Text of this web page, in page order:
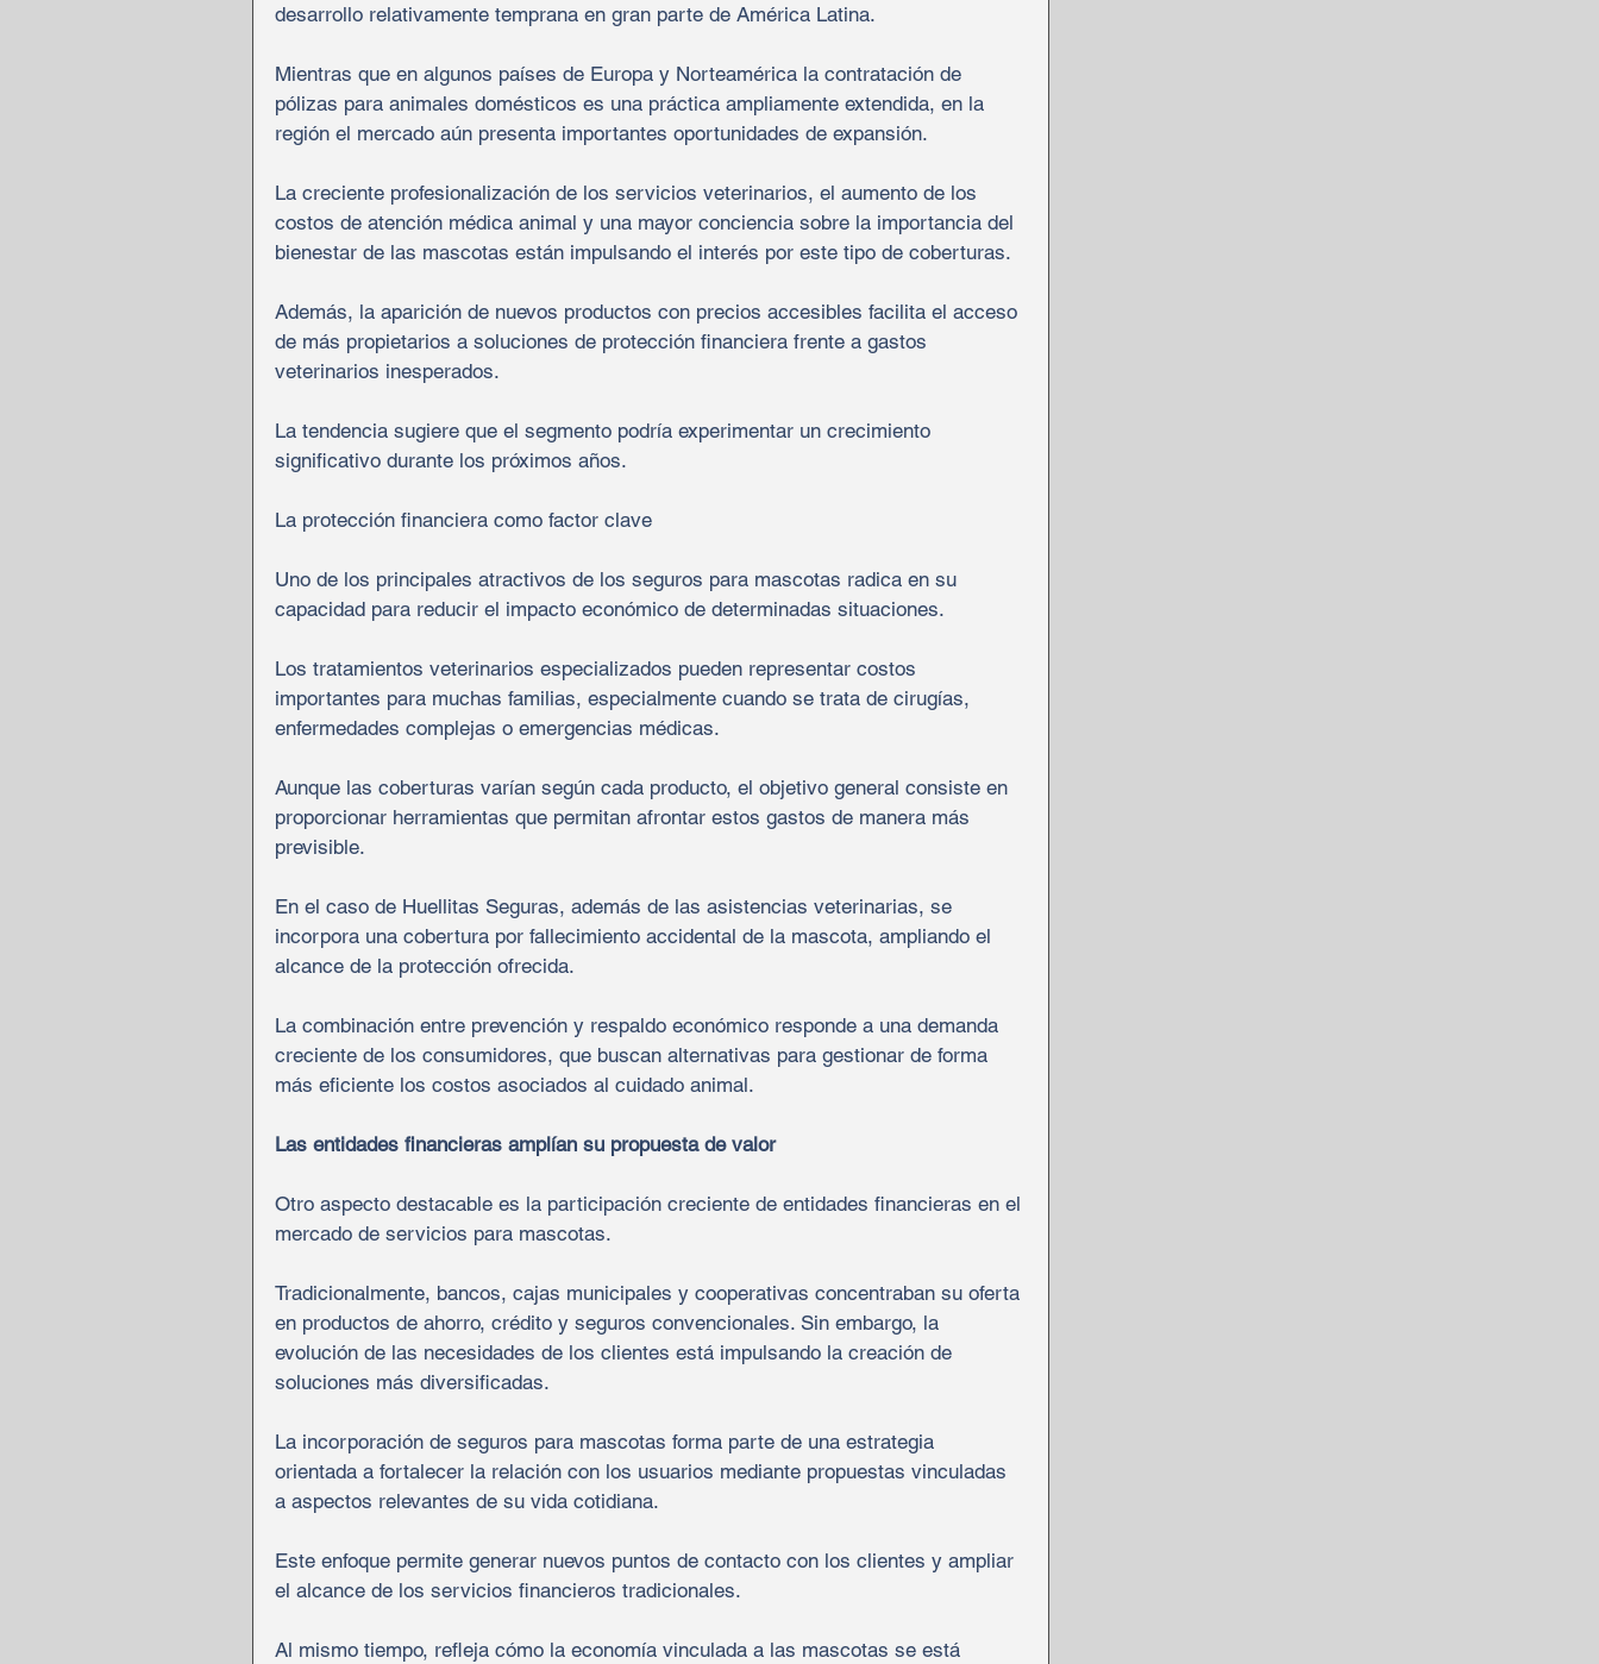
desarrollo relativamente temprana en gran parte de América Latina.
Mientras que en algunos países de Europa y Norteamérica la contratación de
pólizas para animales domésticos es una práctica ampliamente extendida, en la
región el mercado aún presenta importantes oportunidades de expansión.
La creciente profesionalización de los servicios veterinarios, el aumento de los
costos de atención médica animal y una mayor conciencia sobre la importancia del
bienestar de las mascotas están impulsando el interés por este tipo de coberturas.
Además, la aparición de nuevos productos con precios accesibles facilita el acceso
de más propietarios a soluciones de protección financiera frente a gastos
veterinarios inesperados.
La tendencia sugiere que el segmento podría experimentar un crecimiento
significativo durante los próximos años.
La protección financiera como factor clave
Uno de los principales atractivos de los seguros para mascotas radica en su
capacidad para reducir el impacto económico de determinadas situaciones.
Los tratamientos veterinarios especializados pueden representar costos
importantes para muchas familias, especialmente cuando se trata de cirugías,
enfermedades complejas o emergencias médicas.
Aunque las coberturas varían según cada producto, el objetivo general consiste en
proporcionar herramientas que permitan afrontar estos gastos de manera más
previsible.
En el caso de Huellitas Seguras, además de las asistencias veterinarias, se
incorpora una cobertura por fallecimiento accidental de la mascota, ampliando el
alcance de la protección ofrecida.
La combinación entre prevención y respaldo económico responde a una demanda
creciente de los consumidores, que buscan alternativas para gestionar de forma
más eficiente los costos asociados al cuidado animal.
Las entidades financieras amplían su propuesta de valor
Otro aspecto destacable es la participación creciente de entidades financieras en el
mercado de servicios para mascotas.
Tradicionalmente, bancos, cajas municipales y cooperativas concentraban su oferta
en productos de ahorro, crédito y seguros convencionales. Sin embargo, la
evolución de las necesidades de los clientes está impulsando la creación de
soluciones más diversificadas.
La incorporación de seguros para mascotas forma parte de una estrategia
orientada a fortalecer la relación con los usuarios mediante propuestas vinculadas
a aspectos relevantes de su vida cotidiana.
Este enfoque permite generar nuevos puntos de contacto con los clientes y ampliar
el alcance de los servicios financieros tradicionales.
Al mismo tiempo, refleja cómo la economía vinculada a las mascotas se está